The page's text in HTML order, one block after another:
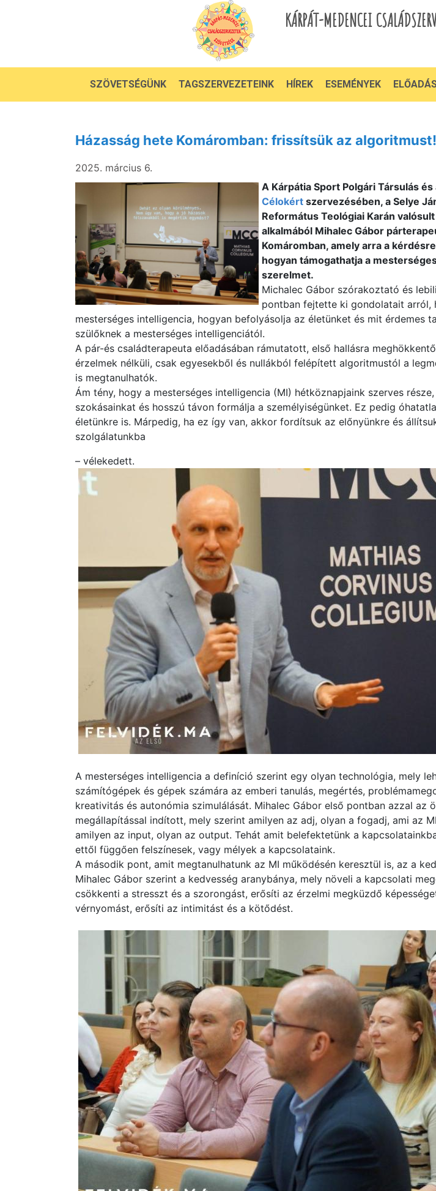
KÁRPÁT-MEDENCEI
SZÖVETSÉGÜNK TAGSZERVEZETEINK HÍREK ESEMÉNYEK
Házasság hete Komáromban: frissítsük az algoritmust!
2025. március 6.
A Kárpátia Sport Polgári Társulás és
Célokért szervezésében, a Selye
Református Teológiai Karán
alkalmából Mihalec Gábor
Komáromban, amely arra a
hogyan támogathatja a
szerelmet.
Michalec Gábor szórakoztató és
pontban fejtette ki gondolatait arról,
mesterséges intelligencia, hogyan befolyásolja az életünket és mit érdemes
szülőknek a mesterséges intelligenciától.
A pár-és családterapeuta előadásában rámutatott, első hallásra
érzelmek nélküli, csak egyesekből és nullákból felépített algoritmustól a
is megtanulhatók.
Ám tény, hogy a mesterséges intelligencia (MI) hétköznapjaink szerves
szokásainkat és hosszú távon formálja a személyiségünket. Ez pedig
életünkre is. Márpedig, ha ez így van, akkor fordítsuk az előnyünkre és
szolgálatunkba
– vélekedett.
A mesterséges intelligencia a definíció szerint egy olyan technológia, mely
számítógépek és gépek számára az emberi tanulás, megértés,
kreativitás és autonómia szimulálását. Mihalec Gábor első pontban azzal az
megállapítással indított, mely szerint amilyen az adj, olyan a fogadj, ami az
amilyen az input, olyan az output. Tehát amit belefektetünk a
ettől függően felszínesek, vagy mélyek a kapcsolataink.
A második pont, amit megtanulhatunk az MI működésén keresztül is, az a
Mihalec Gábor szerint a kedvesség aranybánya, mely növeli a kapcsolati
csökkenti a stresszt és a szorongást, erősíti az érzelmi megküzdő
vérnyomást, erősíti az intimitást és a kötődést.